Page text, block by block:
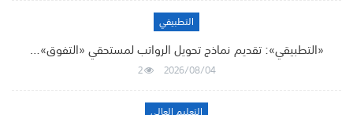
التطبيقي
«التطبيقي»: تقديم نماذج تحويل الرواتب لمستحقي «التفوق»…
2026/08/04
2